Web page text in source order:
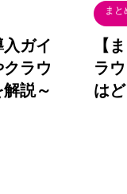
入ガイ
ラウ
説～
まと
【
ラ
は